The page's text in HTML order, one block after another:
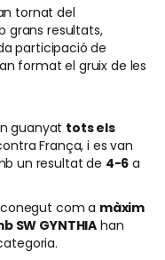
tornat del
grans resultats,
participació de
format el gruix de les
guanyat tots els
França, i es van
un resultat de 4-6 a
com a màxim
SW GYNTHIAhan